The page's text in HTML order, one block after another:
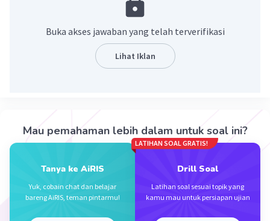
Buka akses jawaban yang telah terverifikasi
Lihat Iklan
Mau pemahaman lebih dalam untuk soal ini?
Tanya ke AiRIS
Yuk, cobain chat dan belajar
bareng AiRIS, teman pintarmu!
LATIHAN SOAL GRATIS!
Drill Soal
Latihan soal sesuai topik yang
kamu mau untuk persiapan ujian